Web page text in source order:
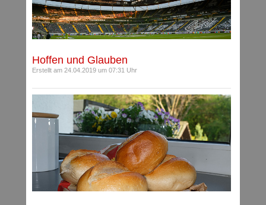
Hoffen und Glauben
Erstellt am 24.04.2019 um 07:31 Uhr